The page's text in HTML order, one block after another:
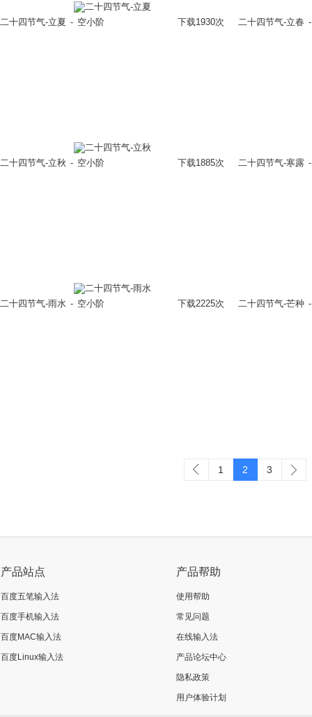
二十四节气-立夏 - 空小阶 下载1930次 二十四节气-立春 -
二十四节气-立秋 - 空小阶 下载1885次 二十四节气-寒露 -
二十四节气-雨水 - 空小阶 下载2225次 二十四节气-芒种 -
1 2 3
产品站点
百度五笔输入法
百度手机输入法
百度MAC输入法
百度Linux输入法
产品帮助
使用帮助
常见问题
在线输入法
产品论坛中心
隐私政策
用户体验计划